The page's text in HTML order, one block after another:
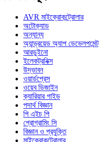
AVR মাইক্রোকন্ট্রোলার
অটোক্যাড
অন্যান্য
অ্যান্ড্রয়েড অ্যাপ ডেভেলপমেন্ট
আরডুইনো
ইলেকট্রনিক্স
উদ্ভাবন
ওয়ার্ডপ্রেস
ওয়েব ডিজাইন
ক্যারিয়ার গাইড
পদার্থ বিজ্ঞান
পি এইচ পি
প্রোগ্রামিং সি
বিজ্ঞান ও প্রযুক্তি
মাইক্রোকন্ট্রোলার